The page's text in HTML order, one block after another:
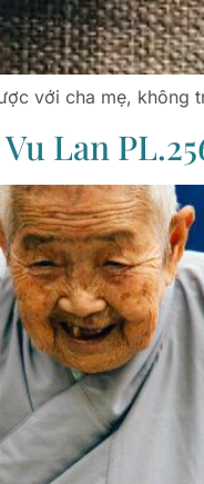
với cha mẹ, không
Lan